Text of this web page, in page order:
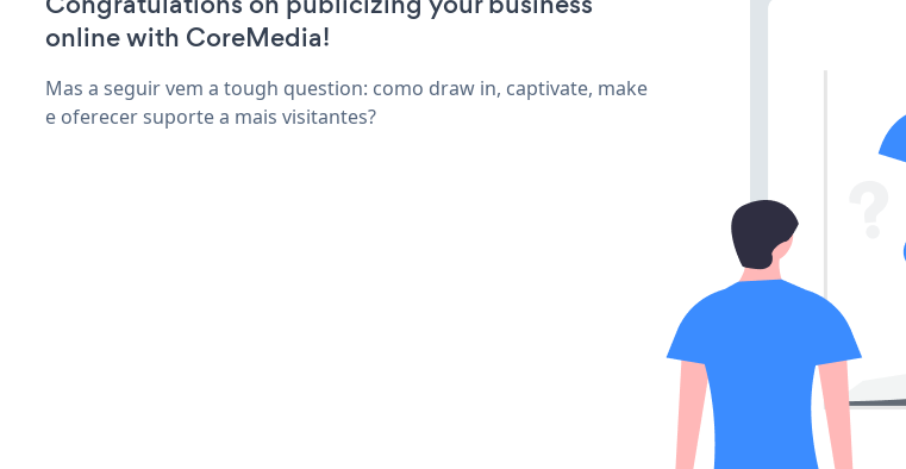
online with CoreMedia!
Mas a seguir vem a tough question: como draw in, captivate, make
e oferecer suporte a mais visitantes?